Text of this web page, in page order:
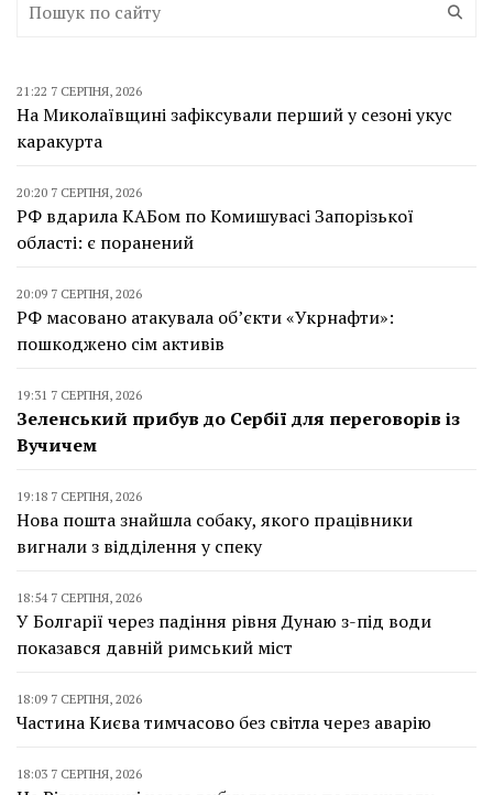
21:22 7 СЕРПНЯ, 2026
На Миколаївщині зафіксували перший у сезоні укус
каракурта
20:20 7 СЕРПНЯ, 2026
РФ вдарила КАБом по Комишувасі Запорізької
області: є поранений
20:09 7 СЕРПНЯ, 2026
РФ масовано атакувала об’єкти «Укрнафти»:
пошкоджено сім активів
19:31 7 СЕРПНЯ, 2026
Зеленський прибув до Сербії для переговорів із
Вучичем
19:18 7 СЕРПНЯ, 2026
Нова пошта знайшла собаку, якого працівники
вигнали з відділення у спеку
18:54 7 СЕРПНЯ, 2026
У Болгарії через падіння рівня Дунаю з-під води
показався давній римський міст
18:09 7 СЕРПНЯ, 2026
Частина Києва тимчасово без світла через аварію
18:03 7 СЕРПНЯ, 2026